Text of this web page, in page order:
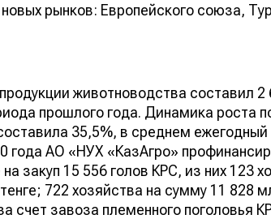
рынков: Европейского союза,
животноводства составил 2
прошлого года. Динамика роста
35,5%, в среднем ежегодный
года АО «НУХ «КазАгро»
закуп 15 556 голов КРС, из них 123
722 хозяйства на сумму 11 828
счет завоза племенного поголовья